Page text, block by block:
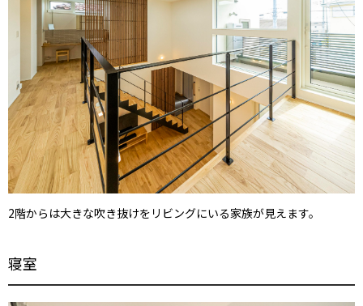
2階からは大きな吹き抜けをリビングにいる家族が見えます。
寝室